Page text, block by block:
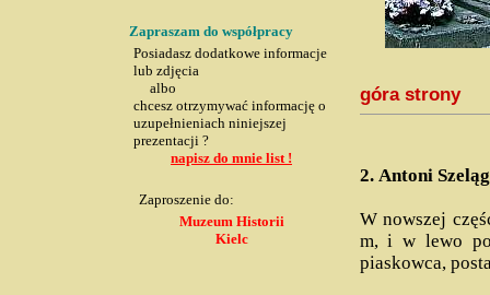
Zapraszam do współpracy
Posiadasz dodatkowe informacje
lub zdjęcia
albo
chcesz otrzymywać informację o
uzupełnieniach niniejszej
prezentacji ?
napisz do mnie list !
Zaproszenie do:
Muzeum Historii
Kielc
góra strony
2. Antoni
W nowszej
m, i w lewo
piaskowca,